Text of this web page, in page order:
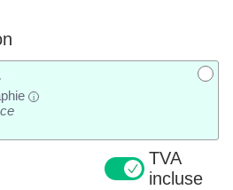
i
TVA
incluse